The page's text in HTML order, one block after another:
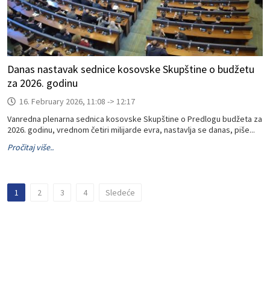
Danas nastavak sednice kosovske Skupštine o budžetu
za 2026. godinu
16. February 2026, 11:08 -> 12:17
Vanredna plenarna sednica kosovske Skupštine o Predlogu budžeta za
2026. godinu, vrednom četiri milijarde evra, nastavlja se danas, piše...
Pročitaj više..
1 2 3 4 Sledeće